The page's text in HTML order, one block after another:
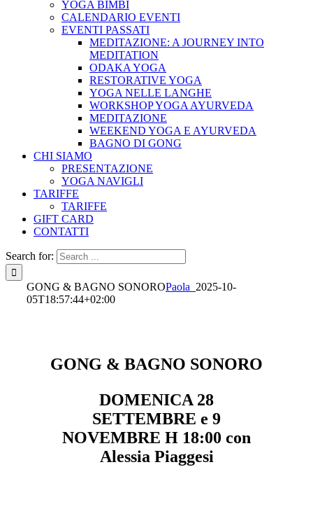
YOGA BIMBI
CALENDARIO EVENTI
EVENTI PASSATI
MEDITAZIONE: A JOURNEY INTO
MEDITATION
ODAKA YOGA
RESTORATIVE YOGA
YOGA NELLE LANGHE
WORKSHOP YOGA AYURVEDA
MEDITAZIONE
WEEKEND YOGA E AYURVEDA
BAGNO DI GONG
CHI SIAMO
PRESENTAZIONE
YOGA NAVIGLI
TARIFFE
TARIFFE
GIFT CARD
CONTATTI
Search for:
GONG & BAGNO SONOROPaola_ 2025-10-
05T18:57:44+02:00
GONG & BAGNO SONORO
DOMENICA 28
SETTEMBRE e 9
NOVEMBRE H 18:00 con
Alessia Piaggesi